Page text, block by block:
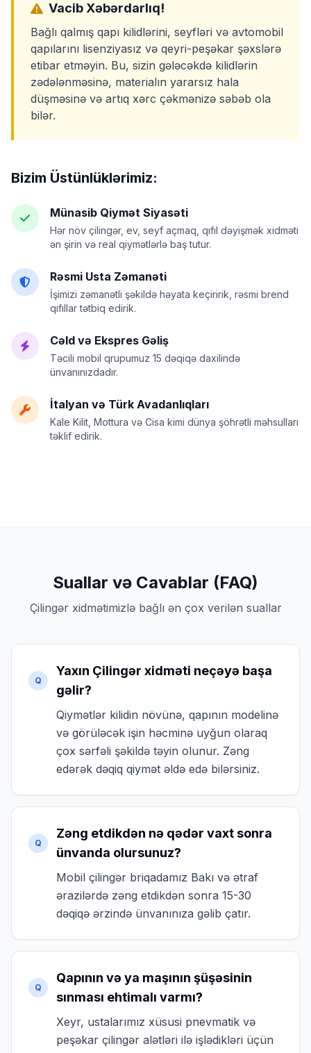
Vacib Xəbərdarlıq!
Bağlı qalmış qapı kilidlərini, seyfləri və avtomobil
qapılarını lisenziyasız və qeyri-peşəkar şəxslərə
etibar etməyin. Bu, sizin gələcəkdə kilidlərin
zədələnməsinə, materialın yararsız hala
düşməsinə və artıq xərc çəkmənizə səbəb ola
bilər.
Bizim Üstünlüklərimiz:
Münasib Qiymət Siyasəti
Hər növ çilingər, ev, seyf açmaq, qıfıl dəyişmək xidməti
ən şirin və real qiymətlərlə baş tutur.
Rəsmi Usta Zəmanəti
İşimizi zəmanətli şəkildə həyata keçiririk, rəsmi brend
qıfıllar tətbiq edirik.
Cəld və Ekspres Gəliş
Təcili mobil qrupumuz 15 dəqiqə daxilində
ünvanınızdadır.
İtalyan və Türk Avadanlıqları
Kale Kilit, Mottura və Cisa kimi dünya şöhrətli məhsulları
təklif edirik.
Suallar və Cavablar (FAQ)
Çilingər xidmətimizlə bağlı ən çox verilən suallar
Q
Yaxın Çilingər xidməti neçəyə başa
gəlir?
Qiymətlər kilidin növünə, qapının modelinə
və görüləcək işin həcminə uyğun olaraq
çox sərfəli şəkildə təyin olunur. Zəng
edərək dəqiq qiymət əldə edə bilərsiniz.
Q
Zəng etdikdən nə qədər vaxt sonra
ünvanda olursunuz?
Mobil çilingər briqadamız Bakı və ətraf
ərazilərdə zəng etdikdən sonra 15-30
dəqiqə ərzində ünvanınıza gəlib çatır.
Q
Qapının və ya maşının şüşəsinin
sınması ehtimalı varmı?
Xeyr, ustalarımız xüsusi pnevmatik və
peşəkar çilingər alətləri ilə işlədikləri üçün